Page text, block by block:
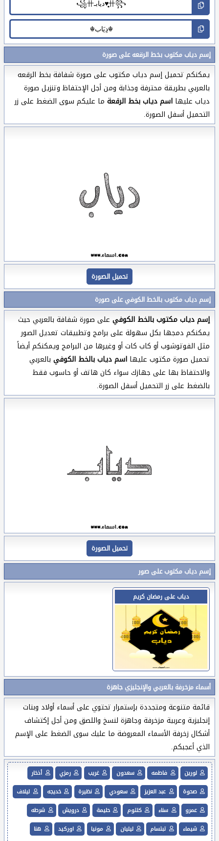
إسم دياب مكتوب بخط الرقعه على صورة
يمكنكم تحميل إسم دياب مكتوب على صورة شفافة بخط الرقعه
بالعربي بطريقة محترفة وجذابة ومن أجل الإحتفاظ وتنزيل صورة
دياب عليها اسم دياب بخط الرقعة ما عليكم سوى الضغط على زر
التحميل أسفل الصورة.
تحميل الصورة
إسم دياب مكتوب بالخط الكوفي على صورة
إسم دياب مكتوب بالخط الكوفي على صورة شفافة بالعربي حيث
يمكنكم دمجها بكل سهولة على برامج وتطبيقات تعديل الصور
مثل الفوتوشوب أو كاب كات أو وغيرها من البرامج ويمكنكم أيضاً
تحميل صورة مكتوب عليها اسم دياب بالخط الكوفي بالعربي
والاحتفاظ بها على جهازك سواء كان هاتف أو حاسوب فقط
بالضغط على زر التحميل أسفل الصورة.
تحميل الصورة
إسم دياب مكتوب على صور
دياب على رمضان كريم
أسماء مزخرفة بالعربي والإنجليزي جاهزة
قائمة متنوعة ومتجددة بإستمرار تحتوي على أسماء أولاد وبنات
إنجليزية وعربية مزخرفة وجاهزة لنسخ واللصق ومن أجل إكتشاف
أشكال زخرفة الأسماء المعروضة ما عليك سوى الضغط على الإسم
الذي أعجبكم.
لورين فاطمه سعدون غريب رمزي
أذخار
صحوة
عبد العزيز سعودي نظيرة خديجه
ليلاف
عمرو
سناء كلتوم حليمة درويش
شرطه
شيماء
تبتسام ليليان مونيا اوركيد هنا